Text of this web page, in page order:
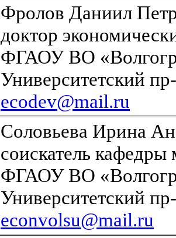
Фролов Даниил
доктор
ФГАОУ ВО
Университетский
ecodev@mail.ru
Соловьева Ирина
соискатель кафедры
ФГАОУ ВО
Университетский
econvolsu@mail.ru